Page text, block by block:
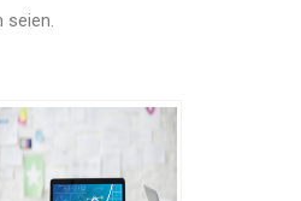
seien.